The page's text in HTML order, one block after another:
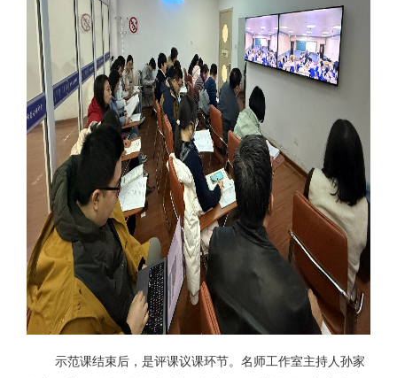
示范课结束后，是评课议课环节。名师工作室主持人孙家